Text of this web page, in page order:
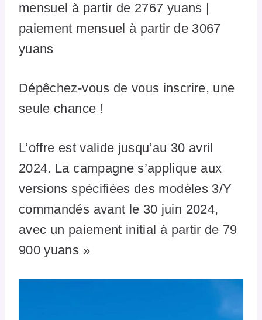
mensuel à partir de 2767 yuans |
paiement mensuel à partir de 3067
yuans
Dépêchez-vous de vous inscrire, une
seule chance !
L’offre est valide jusqu’au 30 avril
2024. La campagne s’applique aux
versions spécifiées des modèles 3/Y
commandés avant le 30 juin 2024,
avec un paiement initial à partir de 79
900 yuans »